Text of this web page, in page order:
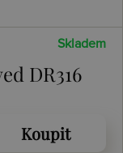
Skladem
DR316
Koupit